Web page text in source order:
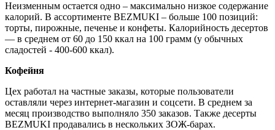
Неизменным остается одно – максимально низкое содержание
калорий. В ассортименте BEZMUKI – больше 100 позиций:
торты, пирожные, печенье и конфеты. Калорийность десертов
— в среднем от 60 до 150 ккал на 100 грамм (у обычных
сладостей - 400-600 ккал).
Кофейня
Цех работал на частные заказы, которые пользователи
оставляли через интернет-магазин и соцсети. В среднем за
месяц производство выполняло 350 заказов. Также десерты
BEZMUKI продавались в нескольких ЗОЖ-барах.